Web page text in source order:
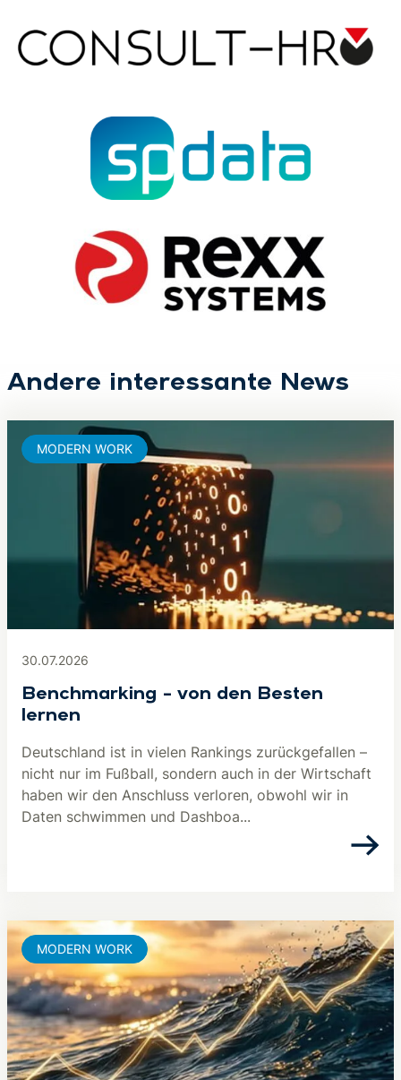
Andere interessante News
30.07.2026
Benchmarking – von den Besten
lernen
Deutschland ist in vielen Rankings zurückgefallen –
nicht nur im Fußball, sondern auch in der Wirtschaft
haben wir den Anschluss verloren, obwohl wir in
Daten schwimmen und Dashboa...
MODERN WORK
MODERN WORK